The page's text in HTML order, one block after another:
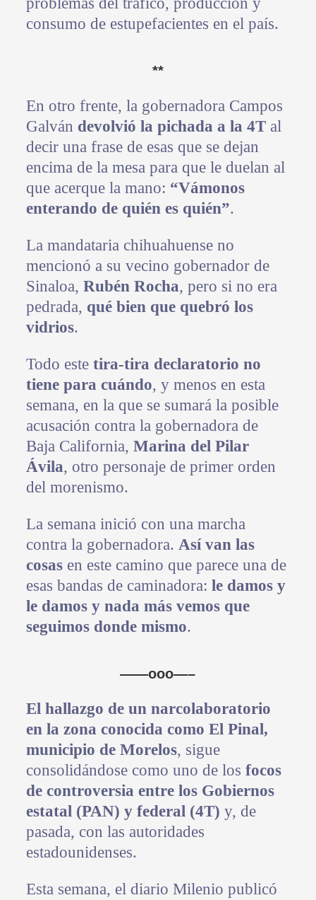
consumo de estupefacientes en el país.
**
En otro frente, la gobernadora Campos
Galván devolvió la pichada a la 4Tal
decir una frase de esas que se dejan
encima de la mesa para que le duelan al
que acerque la mano: “Vámonos
enterando de quién es quién”.
La mandataria chihuahuense no
mencionó a su vecino gobernador de
Sinaloa, Rubén Rocha, pero si no era
pedrada, qué bien que quebró los
vidrios.
Todo este tira-tira declaratorio no
tiene para cuándo, y menos en esta
semana, en la que se sumará la posible
acusación contra la gobernadora de
Baja California, Marina del Pilar
Ávila, otro personaje de primer orden
del morenismo.
La semana inició con una marcha
contra la gobernadora. Así van las
cosasen este camino que parece una de
esas bandas de caminadora: le damos y
le damos y nada más vemos que
seguimos donde mismo.
——ooo—–
El hallazgo de un narcolaboratorio
en la zona conocida como El Pinal,
municipio de Morelos, sigue
consolidándose como uno de los focos
de controversia entre los Gobiernos
estatal (PAN) y federal (4T) y, de
pasada, con las autoridades
estadounidenses.
Esta semana, el diario Milenio publicó